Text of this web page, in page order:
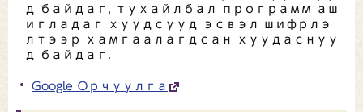
д байдаг, тухайлбал программ аш
игладаг хуудсууд эсвэл шифрлэ
лтээр хамгаалагдсан хуудаснуу
д байдаг.
Google Орчуулга